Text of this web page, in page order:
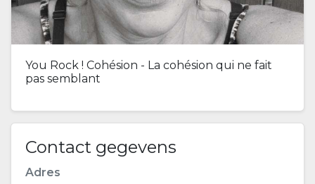
You Rock ! Cohésion - La cohésion qui ne fait
pas semblant
Contact gegevens
Adres